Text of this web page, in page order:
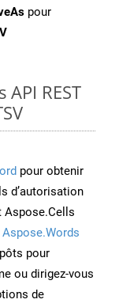
pour
REST
pour obtenir
d’autorisation
Aspose.Cells
Aspose.Words
pour
ou dirigez-vous
de